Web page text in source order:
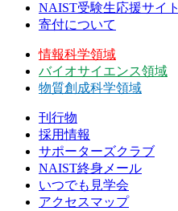
NAIST受験生応援サイト
寄付について
情報科学領域
バイオサイエンス領域
物質創成科学領域
刊行物
採用情報
サポーターズクラブ
NAIST終身メール
いつでも見学会
アクセスマップ